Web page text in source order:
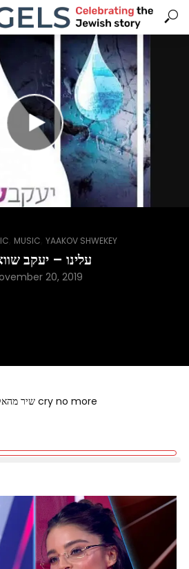
MUSIC YAAKOV SHWEKEY
עלינו – יעקב
20, 2019
שיר מהאלבום החדש של יעקב שוואקי cry no more